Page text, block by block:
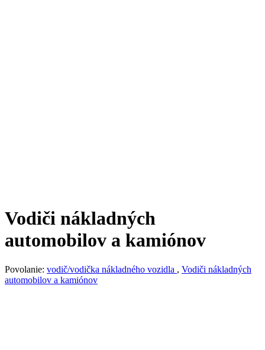
Vodiči nákladných
automobilov a kamiónov
Povolanie: vodič/vodička nákladného vozidla , Vodiči nákladných
automobilov a kamiónov